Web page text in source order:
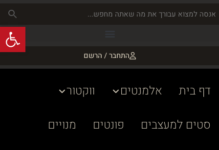
התחבר / הרשם
דף בית אלמנטים
ווקטור
סטים למעצבים
פונטים
מנויים